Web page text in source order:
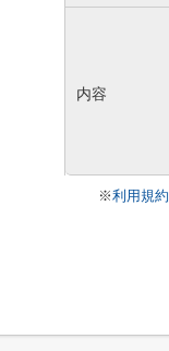
内容
※利用規約